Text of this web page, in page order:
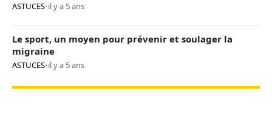
ASTUCES•il y a 5 ans
Le sport, un moyen pour prévenir et soulager la
migraine
ASTUCES•il y a 5 ans